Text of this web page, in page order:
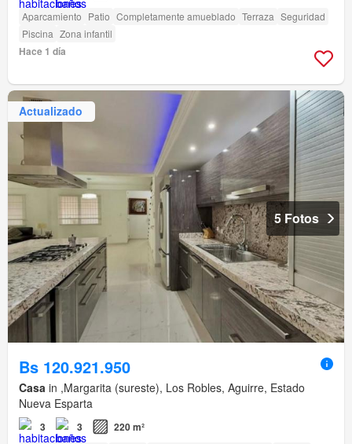
Aparcamiento Patio Completamente amueblado Terraza Seguridad
Piscina Zona infantil
Hace 1 día
Actualizado
5 Fotos
Bs 120.921.950
Casa in ,Margarita (sureste), Los Robles, Aguirre, Estado
Nueva Esparta
3 3 220 m²